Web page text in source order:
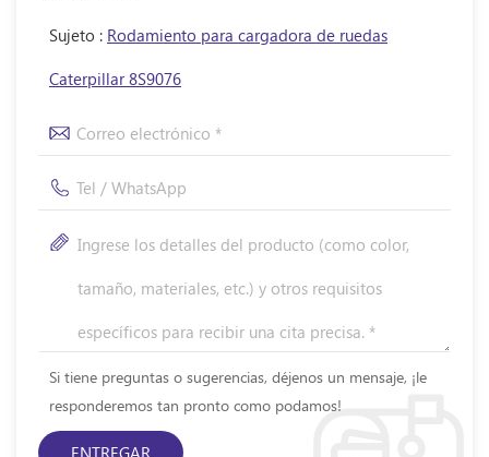
Sujeto : Rodamiento para cargadora de ruedas
Caterpillar 8S9076
Si tiene preguntas o sugerencias, déjenos un mensaje, ¡le
responderemos tan pronto como podamos!